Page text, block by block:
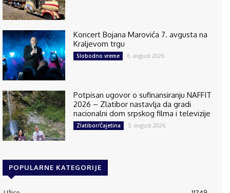
Koncert Bojana Marovića 7. avgusta na
Kraljevom trgu
Slobodno vreme 6. avgust 2026.
Potpisan ugovor o sufinansiranju NAFFIT
2026 – Zlatibor nastavlja da gradi
nacionalni dom srpskog filma i televizije
Zlatibor/Čajetina 5. avgust 2026.
POPULARNE KATEGORIJE